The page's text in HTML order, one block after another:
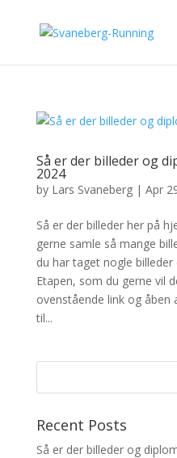
Så er der billeder og
2024
by Lars Svaneberg| Apr
Så er der billeder her på
gerne samle så mange
du har taget nogle
Etapen, som du gerne vil
ovenstående link og åben
til...
Recent Posts
Så er der billeder og